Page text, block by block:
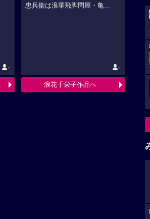
-
忠兵衛は浪華飛脚問屋・亀...
-
浪花千栄子作品へ